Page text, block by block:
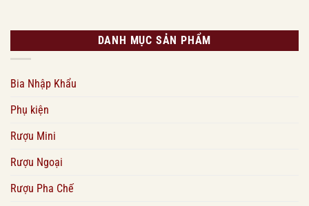
DANH MỤC SẢN PHẨM
Bia Nhập Khẩu
Phụ kiện
Rượu Mini
Rượu Ngoại
Rượu Pha Chế